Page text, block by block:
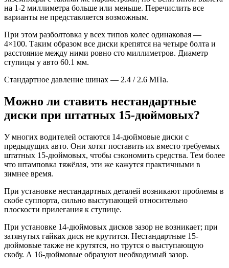
на 1-2 миллиметра больше или меньше. Перечислить все
варианты не представляется возможным.
При этом разболтовка у всех типов колес одинаковая —
4×100. Таким образом все диски крепятся на четыре болта и
расстояние между ними ровно сто миллиметров. Диаметр
ступицы у авто 60.1 мм.
Стандартное давление шинах — 2.4 / 2.6 МПа.
Можно ли ставить нестандартные
диски при штатных 15-дюймовых?
У многих водителей остаются 14-дюймовые диски с
предыдущих авто. Они хотят поставить их вместо требуемых
штатных 15-дюймовых, чтобы сэкономить средства. Тем более
что штамповка тяжёлая, эти же кажутся практичными в
зимнее время.
При установке нестандартных деталей возникают проблемы в
скобе суппорта, сильно выступающей относительно
плоскости прилегания к ступице.
При установке 14-дюймовых дисков зазор не возникает; при
затянутых гайках диск не крутится. Нестандартные 15-
дюймовые также не крутятся, но трутся о выступающую
скобу. А 16-дюймовые образуют необходимый зазор.